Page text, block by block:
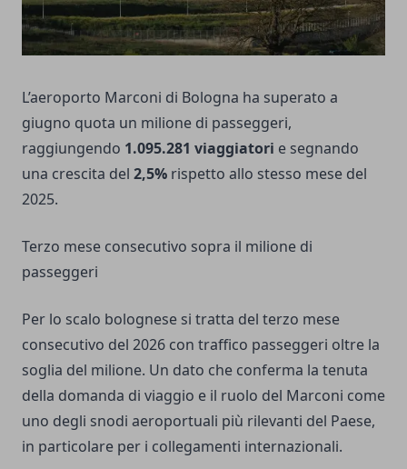
L’aeroporto Marconi di Bologna ha superato a
giugno quota un milione di passeggeri,
raggiungendo 1.095.281 viaggiatori e segnando
una crescita del 2,5% rispetto allo stesso mese del
2025.
Terzo mese consecutivo sopra il milione di
passeggeri
Per lo scalo bolognese si tratta del terzo mese
consecutivo del 2026 con traffico passeggeri oltre la
soglia del milione. Un dato che conferma la tenuta
della domanda di viaggio e il ruolo del Marconi come
uno degli snodi aeroportuali più rilevanti del Paese,
in particolare per i collegamenti internazionali.